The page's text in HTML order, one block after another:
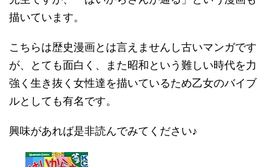
描いています。
こちらは歴史漫画とは言えませんし古いマンガです
が、とても面白く、また昭和という難しい時代を力
強く生き抜く女性達を描いているため乙女のバイブ
ルとしても有名です。
興味があれば是非読んでみてください♪